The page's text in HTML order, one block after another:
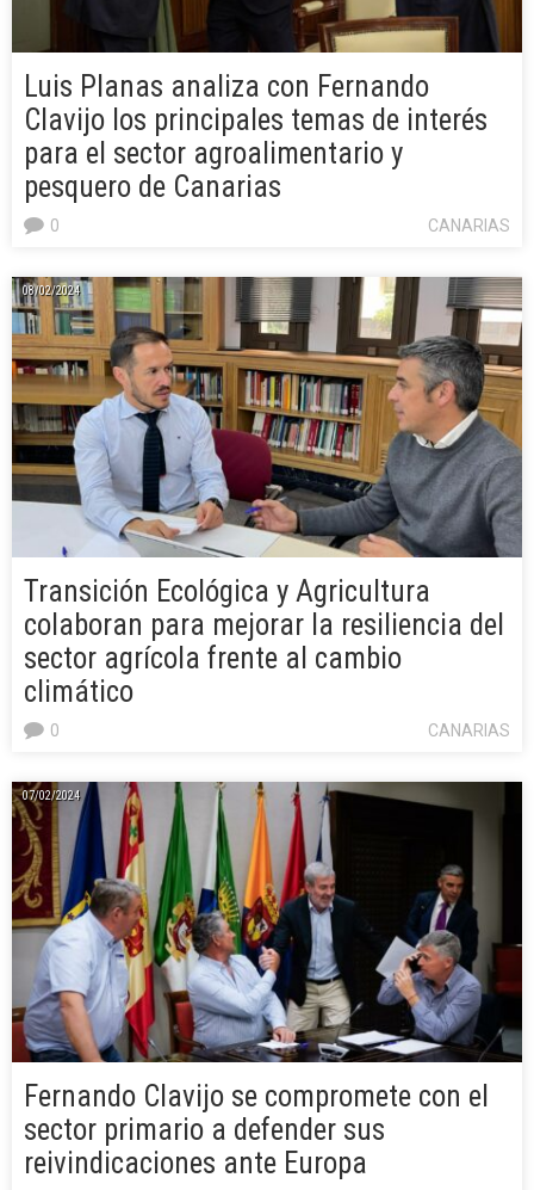
Luis Planas analiza con Fernando
Clavijo los principales temas de interés
para el sector agroalimentario y
pesquero de Canarias
CANARIAS
0
08/02/2024
Transición Ecológica y Agricultura
colaboran para mejorar la resiliencia del
sector agrícola frente al cambio
climático
CANARIAS
0
07/02/2024
Fernando Clavijo se compromete con el
sector primario a defender sus
reivindicaciones ante Europa